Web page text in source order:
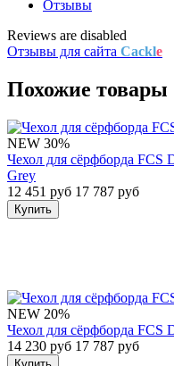
Отзывы
Reviews are disabled
Отзывы для сайта Cackle
Похожие товары
NEW 30%
Чехол для сёрфборда FCS
Grey
12 451 руб 17 787 руб
Купить
NEW 20%
Чехол для сёрфборда FCS
14 230 руб 17 787 руб